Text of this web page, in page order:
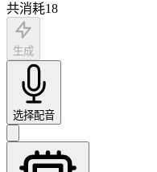
共消耗18
生成
选择配音